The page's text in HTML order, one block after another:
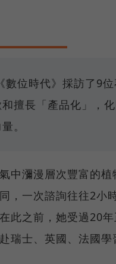
數位時代》採訪了9
擅長「產品化」，
。
中瀰漫層次豐富的
，一次諮詢往往2
此之前，她受過20
瑞士、英國、法國